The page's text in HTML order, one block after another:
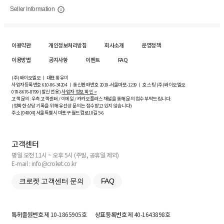
Seller Information
이용약관 개인정보처리방침 회사소개
운영정책
이용방법
공지사항 이벤트 FAQ
(주)와이오엘오 ㅣ 대표 황유미
사업자등록번호610-86-34204ㅣ 통신판매번호 2019-서울마포-1239 ㅣ 호스팅 (주)와이오엘오
070-8676-8799 (발신 전용)사업자 정보 확인 >
고객 문의: 우측 고객센터 / 이메일 / 카카오플러스 채널을 통해 문의 접수 부탁드립니다.
(정확한 상담 기록을 위해 유선상 문의는 접수받고 있지 않습니다)
주소 [04004] 서울특별시 마포구 월드컵로10길5-6
고객센터
평일 오전 11시 ~ 오후 5시 (주말, 공휴일 제외)
E-mail : info@croket.co.kr
크로켓 고객센터 문의 FAQ
특허출원번호제 10-1865905호 상표등록번호제 40-1643898호